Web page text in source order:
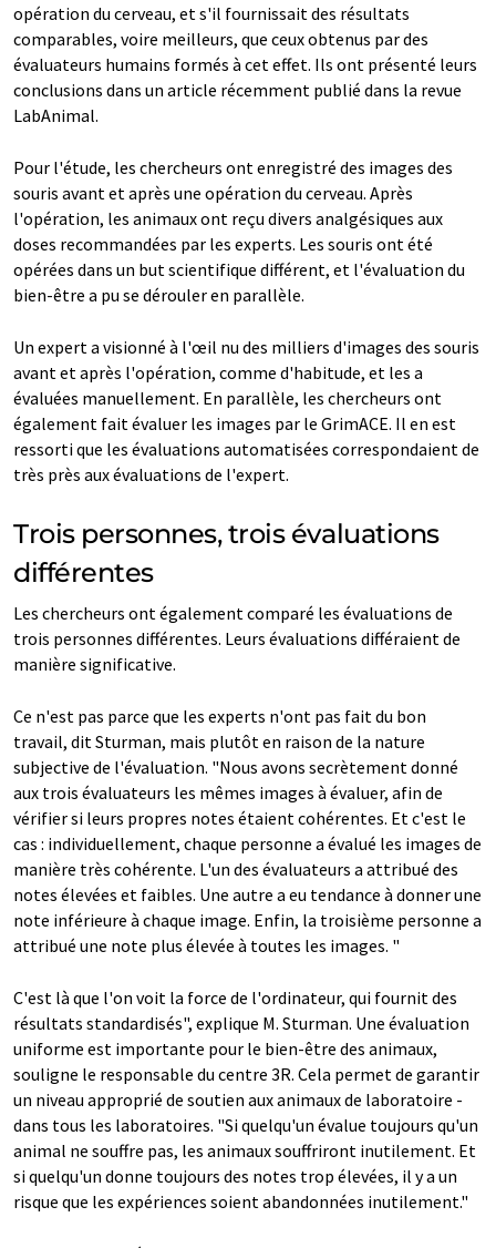
opération du cerveau, et s'il fournissait des résultats
comparables, voire meilleurs, que ceux obtenus par des
évaluateurs humains formés à cet effet. Ils ont présenté leurs
conclusions dans un article récemment publié dans la revue
LabAnimal.
Pour l'étude, les chercheurs ont enregistré des images des
souris avant et après une opération du cerveau. Après
l'opération, les animaux ont reçu divers analgésiques aux
doses recommandées par les experts. Les souris ont été
opérées dans un but scientifique différent, et l'évaluation du
bien-être a pu se dérouler en parallèle.
Un expert a visionné à l'œil nu des milliers d'images des souris
avant et après l'opération, comme d'habitude, et les a
évaluées manuellement. En parallèle, les chercheurs ont
également fait évaluer les images par le GrimACE. Il en est
ressorti que les évaluations automatisées correspondaient de
très près aux évaluations de l'expert.
Trois personnes, trois évaluations
différentes
Les chercheurs ont également comparé les évaluations de
trois personnes différentes. Leurs évaluations différaient de
manière significative.
Ce n'est pas parce que les experts n'ont pas fait du bon
travail, dit Sturman, mais plutôt en raison de la nature
subjective de l'évaluation. "Nous avons secrètement donné
aux trois évaluateurs les mêmes images à évaluer, afin de
vérifier si leurs propres notes étaient cohérentes. Et c'est le
cas : individuellement, chaque personne a évalué les images de
manière très cohérente. L'un des évaluateurs a attribué des
notes élevées et faibles. Une autre a eu tendance à donner une
note inférieure à chaque image. Enfin, la troisième personne a
attribué une note plus élevée à toutes les images. "
C'est là que l'on voit la force de l'ordinateur, qui fournit des
résultats standardisés", explique M. Sturman. Une évaluation
uniforme est importante pour le bien-être des animaux,
souligne le responsable du centre 3R. Cela permet de garantir
un niveau approprié de soutien aux animaux de laboratoire -
dans tous les laboratoires. "Si quelqu'un évalue toujours qu'un
animal ne souffre pas, les animaux souffriront inutilement. Et
si quelqu'un donne toujours des notes trop élevées, il y a un
risque que les expériences soient abandonnées inutilement."